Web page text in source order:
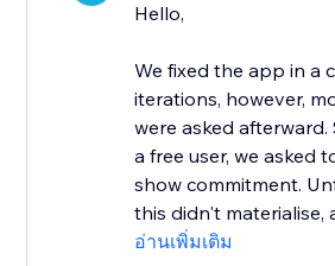
Hello,
We fixed the app in a
iterations, however,
were asked afterward.
a free user, we asked
show commitment.
this didn't materialise,
อ่านเพิ่มเติม